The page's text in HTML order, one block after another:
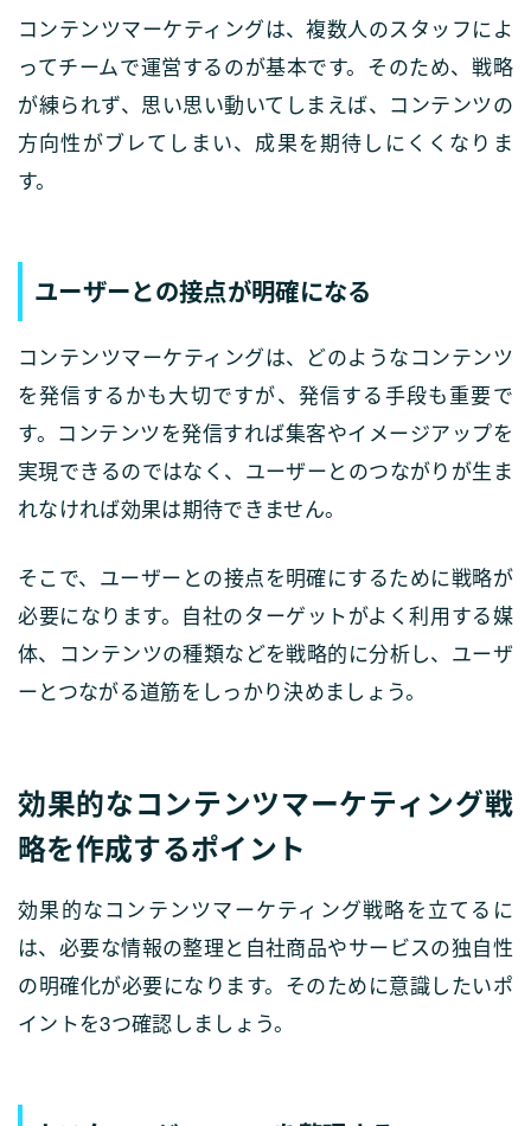
コンテンツマーケティングは、複数人のスタッフによ
ってチームで運営するのが基本です。そのため、戦略
が練られず、思い思い動いてしまえば、コンテンツの
方向性がブレてしまい、成果を期待しにくくなりま
す。
ユーザーとの接点が明確になる
コンテンツマーケティングは、どのようなコンテンツ
を発信するかも大切ですが、発信する手段も重要で
す。コンテンツを発信すれば集客やイメージアップを
実現できるのではなく、ユーザーとのつながりが生ま
れなければ効果は期待できません。
そこで、ユーザーとの接点を明確にするために戦略が
必要になります。自社のターゲットがよく利用する媒
体、コンテンツの種類などを戦略的に分析し、ユーザ
ーとつながる道筋をしっかり決めましょう。
効果的なコンテンツマーケティング戦
略を作成するポイント
効果的なコンテンツマーケティング戦略を立てるに
は、必要な情報の整理と自社商品やサービスの独自性
の明確化が必要になります。そのために意識したいポ
イントを3つ確認しましょう。